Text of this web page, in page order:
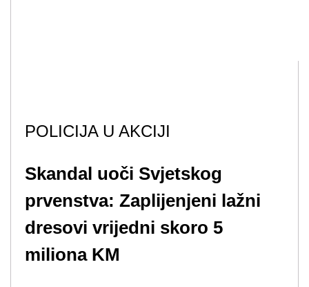
POLICIJA U AKCIJI
Skandal uoči Svjetskog
prvenstva: Zaplijenjeni lažni
dresovi vrijedni skoro 5
miliona KM